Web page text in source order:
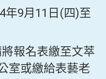
年9月11日(四)至
報名表繳至文萃
室或繳給表藝老